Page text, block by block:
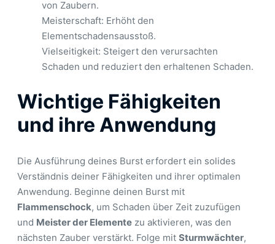
von Zaubern.
Meisterschaft: Erhöht den
Elementschadensausstoß.
Vielseitigkeit: Steigert den verursachten
Schaden und reduziert den erhaltenen Schaden.
Wichtige Fähigkeiten
und ihre Anwendung
Die Ausführung deines Burst erfordert ein solides
Verständnis deiner Fähigkeiten und ihrer optimalen
Anwendung. Beginne deinen Burst mit
Flammenschock, um Schaden über Zeit zuzufügen
und Meister der Elemente zu aktivieren, was den
nächsten Zauber verstärkt. Folge mit Sturmwächter,